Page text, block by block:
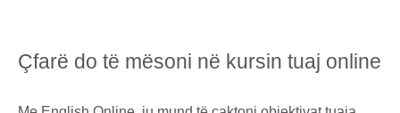
Çfarë do të mësoni në kursin tuaj online